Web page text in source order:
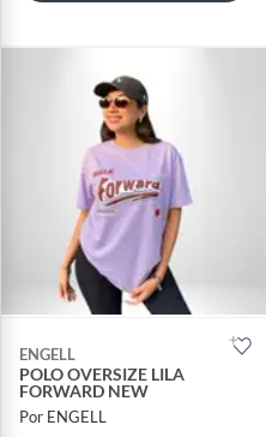
ENGELL
POLO OVERSIZE LILA
FORWARD NEW
Por ENGELL